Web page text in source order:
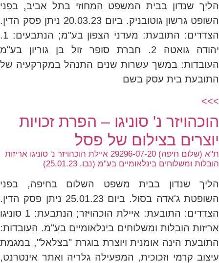
הליך שנדון בבית המשפט המחוזי בתל אביב, בפני
השופט גרשון גוטובניק. ביום 20.03.23 ניתן פסק הדין.
הצדדים: התובעת: מעדני הצפון בע"מ; הנתבעים: 1.
יהודה גואטה 2. חברת סופר זול בן גוריון בע"מ
העובדות: במשך עשרות שנים התנהל במקרקעיה של
התובעת בית עסק בשם
>>>
הוכהויזר נ' סוניגו – הפרת זכויות
יוצרים בצילום של פסל
ת"א (שלום חיפה) 29296-07-20 איילת הוכהויזר נ' סוניגו אריזות
הובלות ומשלוחים בינלאומיים בע"מ (נבו, 25.01.23)
הליך שנדון בבית משפט השלום בחיפה, בפני
השופטת ג'אדה בסול. ביום 25.01.23 ניתן פסק הדין.
הצדדים: התובעת: איילת הוכהויזר; הנתבעת: 1 סוניגו
אריזות הובלות ומשלוחים בינלאומיים בע"מ. העובדות:
התובעת הינה אומנית ויוצרת בוגרת "בצלאל", במגמת
עיצוב קרמי וזכוכית, המפעילה גלריה ואתר אינטרנט,